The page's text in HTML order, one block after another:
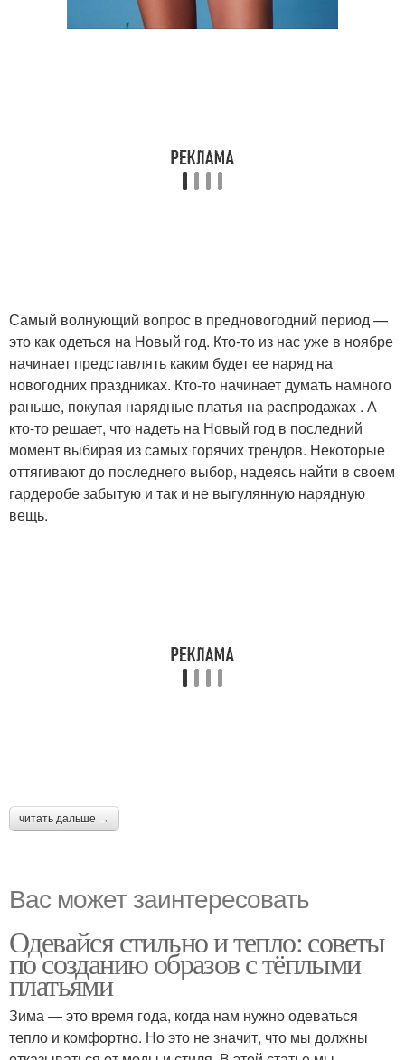
Самый волнующий вопрос в предновогодний период —
это как одеться на Новый год. Кто-то из нас уже в ноябре
начинает представлять каким будет ее наряд на
новогодних праздниках. Кто-то начинает думать намного
раньше, покупая нарядные платья на распродажах . А
кто-то решает, что надеть на Новый год в последний
момент выбирая из самых горячих трендов. Некоторые
оттягивают до последнего выбор, надеясь найти в своем
гардеробе забытую и так и не выгулянную нарядную
вещь.
читать дальше →
Вас может заинтересовать
Одевайся стильно и тепло: советы
по созданию образов с тёплыми
платьями
Зима — это время года, когда нам нужно одеваться
тепло и комфортно. Но это не значит, что мы должны